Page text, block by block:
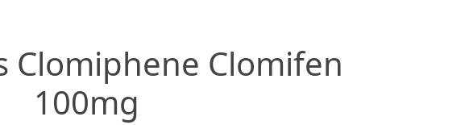
Clomiphene Clomifen
100mg